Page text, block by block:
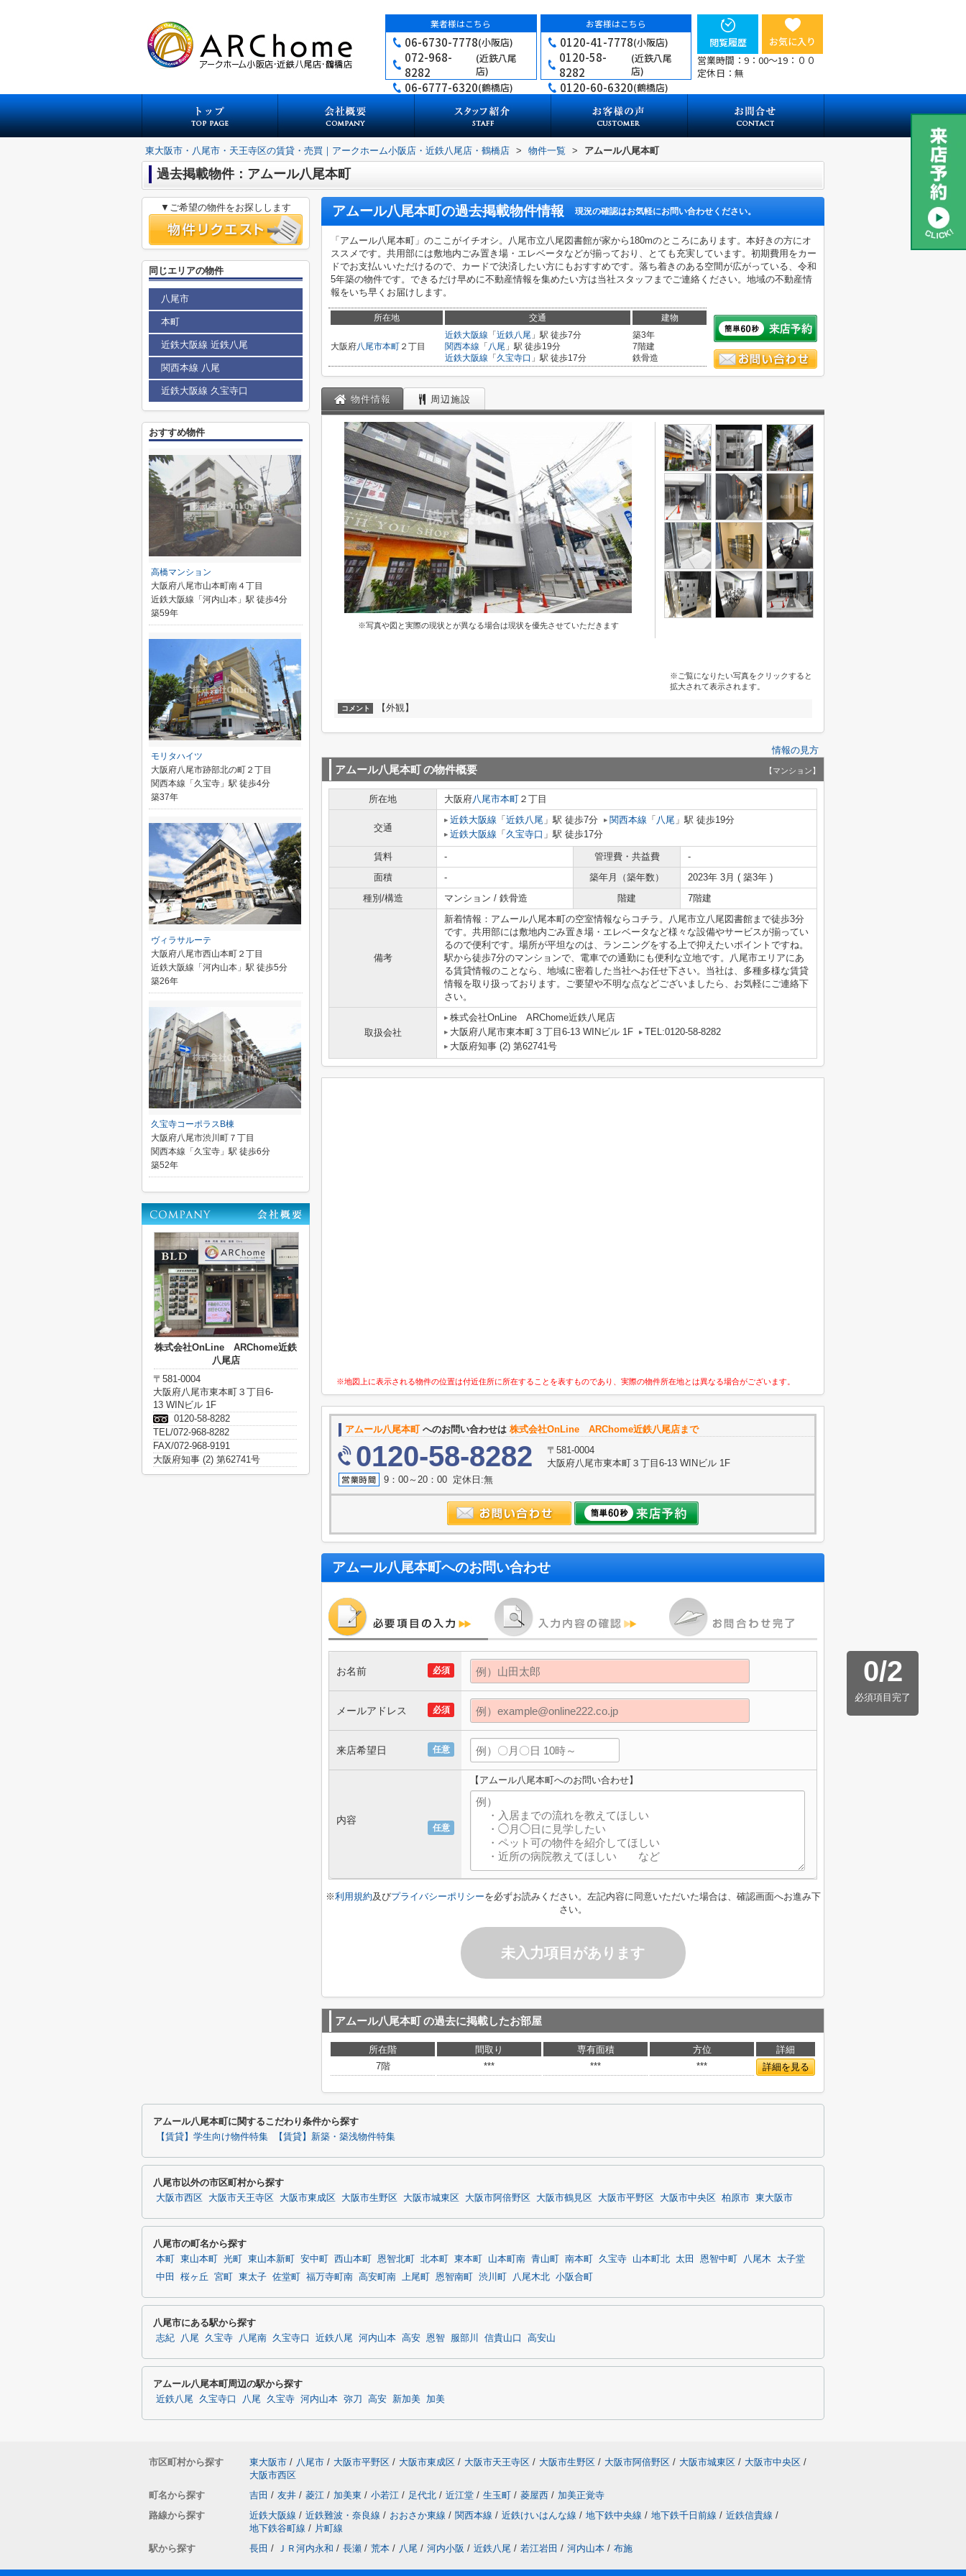
業者様はこちら
06-6730-7778(小阪店)
072-968-
8282
(近鉄八尾
店)
06-6777-6320(鶴橋店)
お客様はこちら
0120-41-7778(小阪店)
0120-58-
8282
(近鉄八尾
店)
0120-60-6320(鶴橋店)
閲覧履歴
お気に入り
営業時間：9：00～19：００
定休日：無
東大阪市・八尾市・天王寺区の賃貸・売買｜アークホーム小阪店・近鉄八尾店・鶴橋店 > 物件一覧 > アムール八尾本町
過去掲載物件：アムール八尾本町
アムール八尾本町の過去掲載物件情報 現況の確認はお気軽にお問い合わせください。
「アムール八尾本町」のここがイチオシ。八尾市立八尾図書館が家から180mのところにあります。本好きの方にオ
ススメです。共用部には敷地内ごみ置き場・エレベータなどが揃っており、とても充実しています。初期費用をカー
ドでお支払いいただけるので、カードで決済したい方にもおすすめです。落ち着きのある空間が広がっている、令和
5年築の物件です。できるだけ早めに不動産情報を集めたい方は当社スタッフまでご連絡ください。地域の不動産情
報をいち早くお届けします。
所在地 交通 建物
大阪府八尾市本町 ２丁目
近鉄大阪線 「 近鉄八尾 」駅 徒歩7分
関西本線 「 八尾 」駅 徒歩19分
近鉄大阪線 「 久宝寺口 」駅 徒歩17分
築3年
7階建
鉄骨造
物件情報 周辺施設
※写真や図と実際の現状とが異なる場合は現状を優先させていただきます
※ご覧になりたい写真をクリックすると
拡大されて表示されます。
コメント 【外観】
情報の見方
アムール八尾本町の物件概要 【マンション】
所在地 大阪府八尾市本町 ２丁目
交通
近鉄大阪線 「 近鉄八尾 」駅 徒歩7分 関西本線 「 八尾 」駅 徒歩19分
近鉄大阪線 「 久宝寺口 」駅 徒歩17分
賃料 - 管理費・共益費
-
面積
- 築年月（築年数）
2023年 3月 ( 築3年 )
種別/構造
マンション / 鉄骨造 階建 7階建
備考
新着情報：アムール八尾本町の空室情報ならコチラ。八尾市立八尾図書館まで徒歩3分
です。共用部には敷地内ごみ置き場・エレベータなど様々な設備やサービスが揃ってい
るので便利です。場所が平坦なのは、ランニングをする上で抑えたいポイントですね。
駅から徒歩7分のマンションで、電車での通勤にも便利な立地です。八尾市エリアにあ
る賃貸情報のことなら、地域に密着した当社へお任せ下さい。当社は、多種多様な賃貸
情報を取り扱っております。ご要望や不明な点などございましたら、お気軽にご連絡下
さい。
取扱会社
株式会社OnLine ARChome近鉄八尾店
大阪府八尾市東本町３丁目6-13 WINビル 1F
TEL:0120-58-8282
大阪府知事 (2) 第62741号
※地図上に表示される物件の位置は付近住所に所在することを表すものであり、実際の物件所在地とは異なる場合がございます。
アムール八尾本町へのお問い合わせは 株式会社OnLine ARChome近鉄八尾店まで
0120-58-8282
〒581-0004
大阪府八尾市東本町３丁目6-13 WINビル 1F
9：00～20：00 定休日:無
アムール八尾本町へのお問い合わせ
0/2
必須項目完了
必須
お名前
必須
メールアドレス
任意
来店希望日
任意
内容
【アムール八尾本町へのお問い合わせ】
※利用規約及びプライバシーポリシーを必ずお読みください。左記内容に同意いただいた場合は、確認画面へお進み下
さい。
未入力項目があります
アムール八尾本町の過去に掲載したお部屋
所在階 間取り 専有面積 方位
詳細
7階
*** *** *** 詳細を見る
▼ご希望の物件をお探しします
同じエリアの物件
八尾市
本町
近鉄大阪線 近鉄八尾
関西本線 八尾
近鉄大阪線 久宝寺口
おすすめ物件
高橋マンション
大阪府八尾市山本町南４丁目
近鉄大阪線「河内山本」駅 徒歩4分
築59年
モリタハイツ
大阪府八尾市跡部北の町２丁目
関西本線「久宝寺」駅 徒歩4分
築37年
ヴィラサルーテ
大阪府八尾市西山本町２丁目
近鉄大阪線「河内山本」駅 徒歩5分
築26年
久宝寺コーポラスB棟
大阪府八尾市渋川町７丁目
関西本線「久宝寺」駅 徒歩6分
築52年
株式会社OnLine ARChome近鉄
八尾店
〒581-0004
大阪府八尾市東本町３丁目6-
13 WINビル 1F
0120-58-8282
TEL/072-968-8282
FAX/072-968-9191
大阪府知事 (2) 第62741号
アムール八尾本町に関するこだわり条件から探す
【賃貸】学生向け物件特集 【賃貸】新築・築浅物件特集
八尾市以外の市区町村から探す
大阪市西区 大阪市天王寺区 大阪市東成区 大阪市生野区 大阪市城東区 大阪市阿倍野区 大阪市鶴見区 大阪市平野区 大阪市中央区 柏原市 東大阪市
八尾市の町名から探す
本町 東山本町 光町 東山本新町 安中町 西山本町 恩智北町 北本町 東本町 山本町南 青山町 南本町 久宝寺 山本町北 太田 恩智中町 八尾木
太子堂
中田
桜ヶ丘 宮町 東太子 佐堂町 福万寺町南 高安町南 上尾町 恩智南町 渋川町 八尾木北 小阪合町
八尾市にある駅から探す
志紀 八尾 久宝寺 八尾南 久宝寺口 近鉄八尾 河内山本 高安 恩智 服部川 信貴山口 高安山
アムール八尾本町周辺の駅から探す
近鉄八尾 久宝寺口 八尾 久宝寺 河内山本 弥刀 高安 新加美 加美
市区町村から探す 東大阪市 / 八尾市 / 大阪市平野区 / 大阪市東成区 / 大阪市天王寺区 / 大阪市生野区 / 大阪市阿倍野区 / 大阪市城東区 / 大阪市中央区 /
大阪市西区
町名から探す
吉田 / 友井 / 菱江 / 加美東 / 小若江 / 足代北 / 近江堂 / 生玉町 / 菱屋西 / 加美正覚寺
路線から探す
近鉄大阪線 / 近鉄難波・奈良線 / おおさか東線 / 関西本線 / 近鉄けいはんな線 / 地下鉄中央線 / 地下鉄千日前線 / 近鉄信貴線 /
地下鉄谷町線 / 片町線
駅から探す
長田 / ＪＲ河内永和 / 長瀬 / 荒本 / 八尾 / 河内小阪 / 近鉄八尾 / 若江岩田 / 河内山本 / 布施